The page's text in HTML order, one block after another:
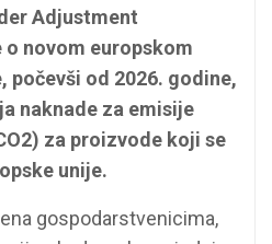
Adjustment
o novom europskom
počevši od 2026. godine,
naknade za emisije
za proizvode koji se
unije.
gospodarstvenicima,